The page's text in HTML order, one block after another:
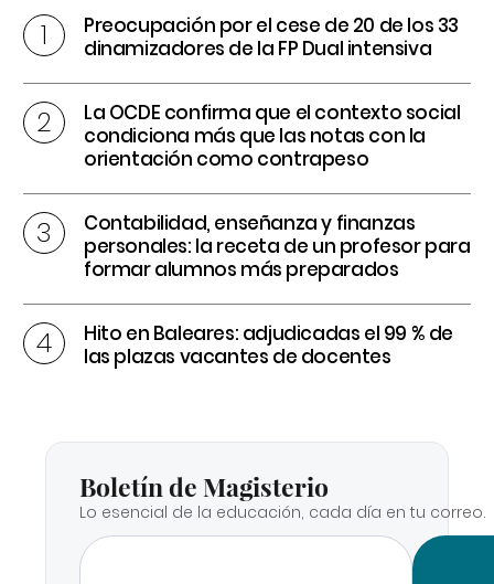
Preocupación por el cese de 20 de los 33
dinamizadores de la FP Dual intensiva
La OCDE confirma que el contexto social
condiciona más que las notas con la
orientación como contrapeso
Contabilidad, enseñanza y finanzas
personales: la receta de un profesor para
formar alumnos más preparados
Hito en Baleares: adjudicadas el 99 % de
las plazas vacantes de docentes
Boletín de Magisterio
Lo esencial de la educación, cada día en tu correo.